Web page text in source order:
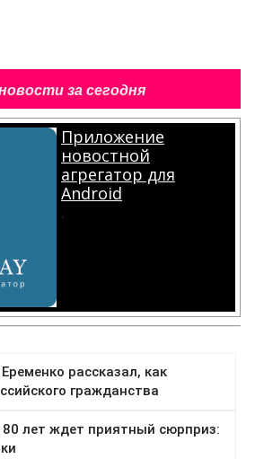
за сегодня
Приложение
новостной
агрегатор для
Android
.